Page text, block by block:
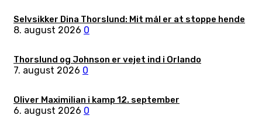
Selvsikker Dina Thorslund: Mit mål er at stoppe hende
8. august 2026 0
Thorslund og Johnson er vejet ind i Orlando
7. august 2026 0
Oliver Maximilian i kamp 12. september
6. august 2026 0